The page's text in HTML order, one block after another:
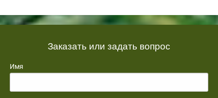
Заказать или задать вопрос
Имя